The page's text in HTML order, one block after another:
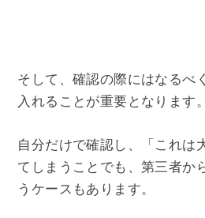
そして、確認の際にはなるべ
入れることが重要となります。
自分だけで確認し、「これは
てしまうことでも、第三者か
うケースもあります。